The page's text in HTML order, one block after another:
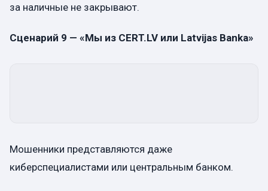
за наличные не закрывают.
Сценарий 9 — «Мы из CERT.LV или Latvijas Banka»
Мошенники представляются даже
киберспециалистами или центральным банком.